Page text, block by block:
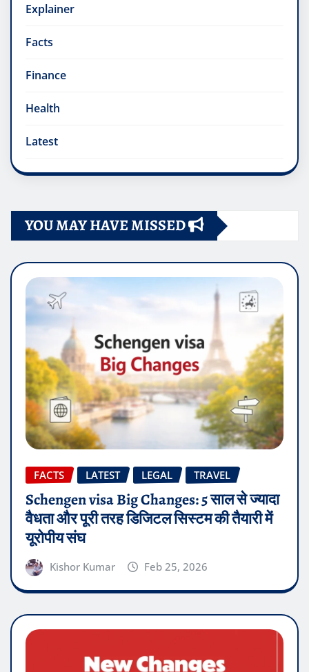
Explainer
Facts
Finance
Health
Latest
YOU MAY HAVE MISSED
FACTS LATEST LEGAL TRAVEL
Schengen visa Big Changes: 5 साल से ज्यादा
वैधता और पूरी तरह डिजिटल सिस्टम की तैयारी में
यूरोपीय संघ
Kishor Kumar Feb 25, 2026